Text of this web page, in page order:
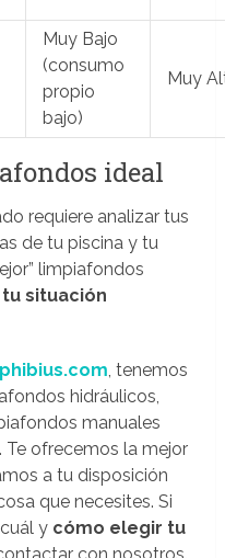
Muy Bajo
(consumo
propio
bajo)
Muy
ideal
requiere analizar tus
de tu piscina y tu
limpiafondos
situación
, tenemos
hidráulicos,
manuales
Te ofrecemos la mejor
a tu disposición
que necesites. Si
y cómo elegir tu